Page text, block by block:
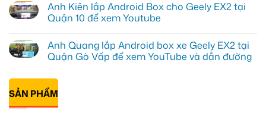
tại
Quận
1,
giải
trí
độ
bi
gầm
cho
Ford
Everest
Thủ
Đức
cần
ánh
sáng
bình
luận
ở
lắp
Camera
hành
ô
Suzuki
XL7
tại
Anh Kiên lắp Android Box cho Geely EX2 tại
Quận 10 để xem Youtube
bình
luận
ở
Kiên
Android
Box
cho
Anh Quang lắp Android box xe Geely EX2 tại
Quận Gò Vấp để xem YouTube và dẫn đường
có
luận
ở
Anh
SẢN PHẨM